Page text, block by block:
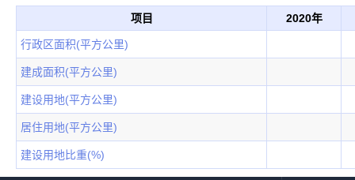
项目 2020年
行政区面积(平方公里)
建成面积(平方公里)
建设用地(平方公里)
居住用地(平方公里)
建设用地比重(%)